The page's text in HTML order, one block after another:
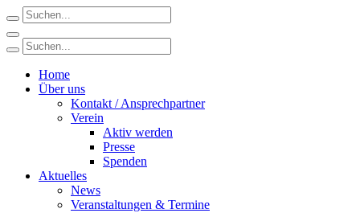
Home
Über uns
Kontakt / Ansprechpartner
Verein
Aktiv werden
Presse
Spenden
Aktuelles
News
Veranstaltungen & Termine